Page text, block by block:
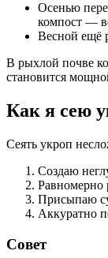
Осенью
компост —
Весной ещё
В рыхлой почве
становится
Как я сею
Сеять укроп
Создаю
Равномерно
Присыпаю
Аккуратно
Совет